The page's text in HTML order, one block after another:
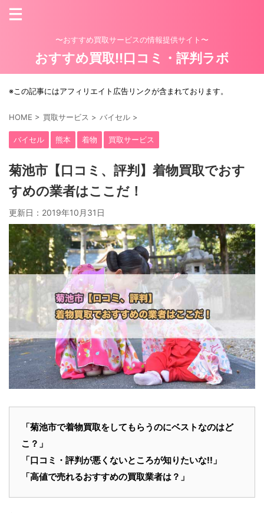
〜おすすめ買取サービスの情報提供サイト〜
おすすめ買取!!口コミ・評判ラボ
※この記事にはアフィリエイト広告リンクが含まれております。
HOME > 買取サービス > バイセル >
バイセル 熊本 着物 買取サービス
菊池市【口コミ、評判】着物買取でおす
すめの業者はここだ！
更新日： 2019年10月31日
「菊池市で着物買取をしてもらうのにベストなのはど
こ？」
「口コミ・評判が悪くないところが知りたいな!!」
「高値で売れるおすすめの買取業者は？」